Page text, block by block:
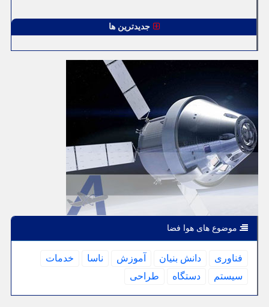
جدیدترین ها
موضوع های هوا فضا
فناوری دانش بنیان آموزش ناسا
خدمات
سیستم
دستگاه طراحی